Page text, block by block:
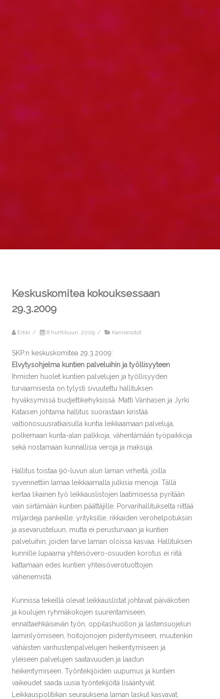
Keskuskomitea kokouksessaan
29.3.2009
Erkki / 8 huhtikuun, 2009 / Kannanotot
SKP:n keskuskomitea 29.3.2009:
Elvytysohjelma kuntien palveluihin ja työllisyyteen
Ihmisten huolet kuntien palvelujen ja työllisyyden
turvaamisesta on tylysti sivuutettu hallituksen
hyväksymissä budjettikehyksissä. Matti Vanhasen ja Jyrki
Kataisen johtama hallitus suorastaan kiristää
valtionosuusratkaisulla kuntia leikkaamaan palveluja,
polkemaan kunta-alan palkkoja, vähentämään työpaikkoja
sekä nostamaan kunnallisia veroja ja maksuja.
Hallitus toistaa 90-luvun alun laman virheitä, joilla
syvennettiin lamaa leikkaamalla julkisia menoja. Tällä
kertaa likainen työ leikkauslistojen laatimisessa pyritään
vain siirtämään kuntien päättäjille. Porvarihallitukselta riittää
miljardeja pankeille, yrityksille, rikkaiden verohelpotuksiin
ja asevarusteluun, mutta ei perusturvaan ja kuntien
palveluihin, joiden tarve laman oloissa kasvaa. Hallituksen
kunnille lupaama yhteisövero-osuuden korotus ei riitä
kattamaan edes kuntien yhteisöverotuottojen
vähenemistä.
Kunnissa tekeillä olevat leikkauslistat johtavat päiväkotien
ja koulujen ryhmäkokojen suurentamiseen,
ennaltaehkäisevän työn, oppilashuollon ja lastensuojelun
laiminlyömiseen, hoitojonojen pidentymiseen, muutenkin
vähäisten vanhustenpalvelujen heikentymiseen ja
yleiseen palvelujen saatavuuden ja laadun
heikentymiseen. Työntekijöiden uupumus ja kuntien
vaikeudet saada uusia työntekijöitä lisääntyvät.
Leikkauspolitiikan seurauksena laman laskut kasvavat,